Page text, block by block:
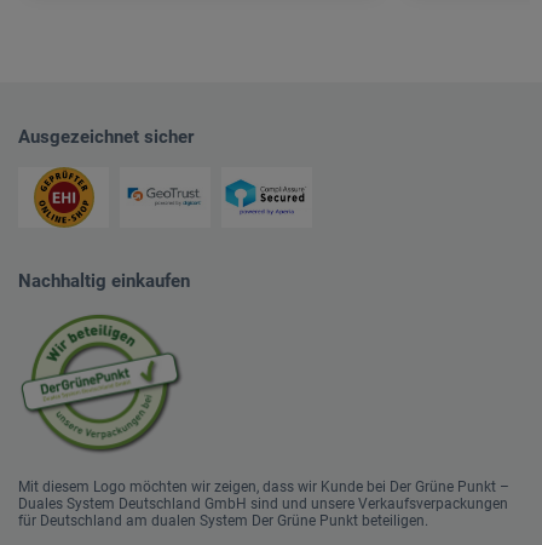
Ausgezeichnet sicher
Nachhaltig einkaufen
Mit diesem Logo möchten wir zeigen, dass wir Kunde bei Der Grüne Punkt –
Duales System Deutschland GmbH sind und unsere Verkaufsverpackungen
für Deutschland am dualen System Der Grüne Punkt beteiligen.